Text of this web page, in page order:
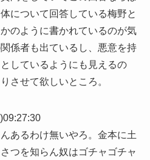
について回答している梅野と
のように書かれているのが気
係者も出ているし、悪意を持
しているようにも見えるの
させて欲しいところ。
あるわけ無いやろ。金本に土
つを知らん奴はゴチャゴチャ